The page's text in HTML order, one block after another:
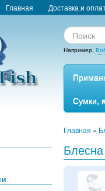
Главная Доставка и
Например,
Сумки,
Главная »